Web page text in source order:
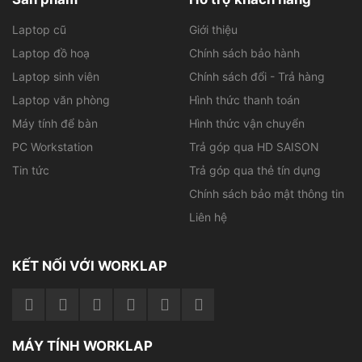
hình cảm ứng cũng có sẵn cho những ai cần thao tác
nhanh và trực quan hơn.
Màn hình chống chói SureView giúp bảo vệ quyền riêng
Laptop cũ
Laptop đồ hoạ
Laptop sinh viên
Laptop văn phòng
Máy tính để bàn
PC Workstation
Tin tức
Giới thiệu
Chính sách bảo hành
Chính sách đổi - Trả hàng
Hình thức thanh toán
Hình thức vận chuyển
Trả góp qua HD SAISON
Trả góp qua thẻ tín dụng
Chính sách bảo mật thông tin
Liên hệ
KẾT NỐI VỚI WORKLAP
MÁY TÍNH WORKLAP